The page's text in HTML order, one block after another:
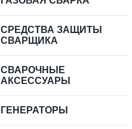
СРЕДСТВА ЗАЩИТЫ
СВАРЩИКА
СВАРОЧНЫЕ
АКСЕССУАРЫ
ГЕНЕРАТОРЫ